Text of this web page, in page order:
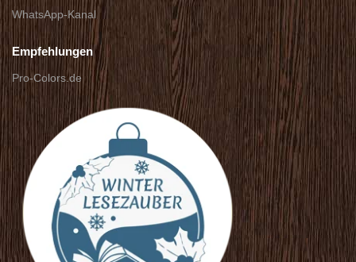
WhatsApp-Kanal
Empfehlungen
Pro-Colors.de